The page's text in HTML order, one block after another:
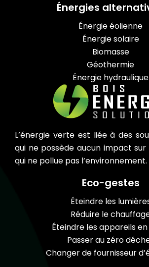
Énergies
Énergie éolienne
Énergie solaire
Biomasse
Géothermie
Énergie hydraulique
L’énergie verte est liée à des
qui ne possède aucun impact
qui ne pollue pas l’environnement.
Eco-gestes
Éteindre les
Réduire le
Éteindre les appareils
Passer au zéro
Changer de fournisseur